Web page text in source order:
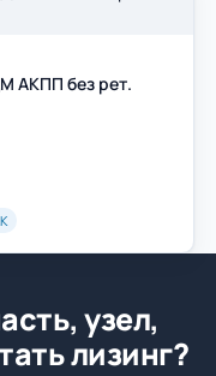
АКПП без рет.
узел,
лизинг?